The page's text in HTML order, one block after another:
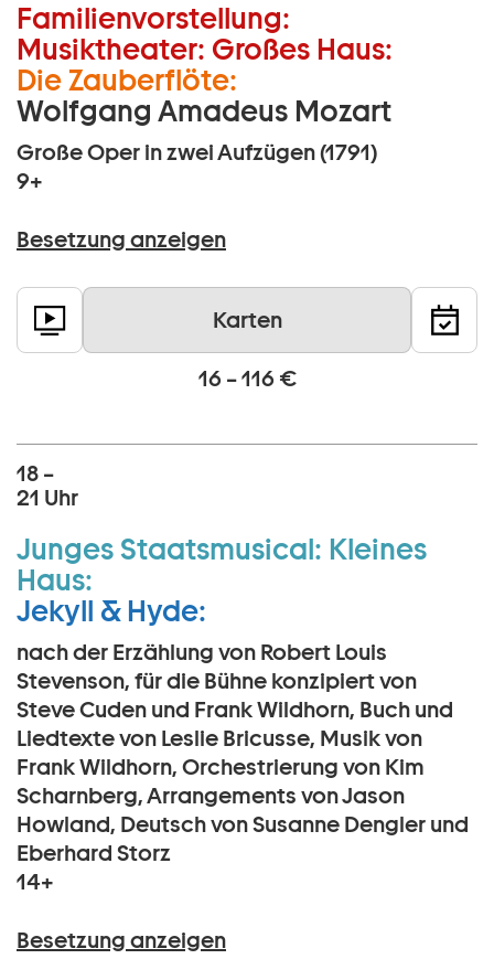
Familienvorstellung:
Musiktheater: Großes Haus:
Die Zauberflöte:
Wolfgang Amadeus Mozart
Große Oper in zwei Aufzügen (1791)
9+
Besetzung anzeigen
Karten
16 – 116 €
18 –
21 Uhr
Junges Staatsmusical: Kleines
Haus:
Jekyll & Hyde:
nach der Erzählung von Robert Louis
Stevenson, für die Bühne konzipiert von
Steve Cuden und Frank Wildhorn, Buch und
Liedtexte von Leslie Bricusse, Musik von
Frank Wildhorn, Orchestrierung von Kim
Scharnberg, Arrangements von Jason
Howland, Deutsch von Susanne Dengler und
Eberhard Storz
14+
Besetzung anzeigen